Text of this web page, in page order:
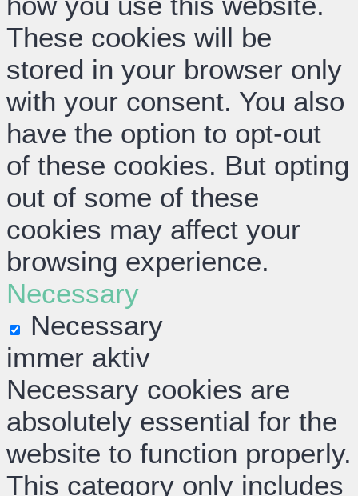
These cookies will be
stored in your browser only
with your consent. You also
have the option to opt-out
of these cookies. But opting
out of some of these
cookies may affect your
browsing experience.
Necessary
Necessary
immer aktiv
Necessary cookies are
absolutely essential for the
website to function properly.
This category only includes